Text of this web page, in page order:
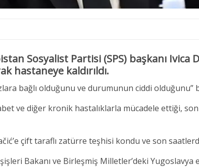
Sosyalist Partisi (SPS) başkanı Ivica
hastaneye kaldırıldı.
bağlı olduğunu ve durumunun ciddi olduğunu”
ve diğer kronik hastalıklarla mücadele ettiği,
çift taraflı zatürre teşhisi kondu ve son
Bakanı ve Birleşmiş Milletler’deki